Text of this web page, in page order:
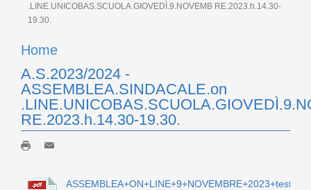
.LINE.UNICOBAS.SCUOLA.GIOVEDÌ.9.NOVEMB RE.2023.h.14.30-
19.30.
Home
A.S.2023/2024 -
ASSEMBLEA.SINDACALE.on
RE.2023.h.14.30-19.30.